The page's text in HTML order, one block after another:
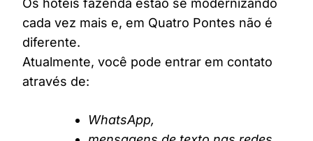
Os hotéis fazenda estão se modernizando
cada vez mais e, em Quatro Pontes não é
diferente.
Atualmente, você pode entrar em contato
através de:
WhatsApp,